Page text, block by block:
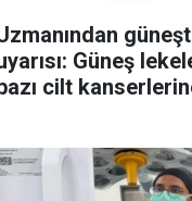
Güneş
cilt